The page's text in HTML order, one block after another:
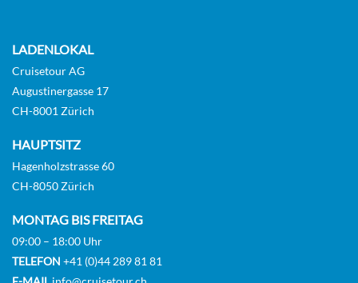
LADENLOKAL
Cruisetour AG
Augustinergasse 17
CH-8001 Zürich
HAUPTSITZ
Hagenholzstrasse 60
CH-8050 Zürich
MONTAG BIS FREITAG
09:00 – 18:00 Uhr
TELEFON +41 (0)44 289 81 81